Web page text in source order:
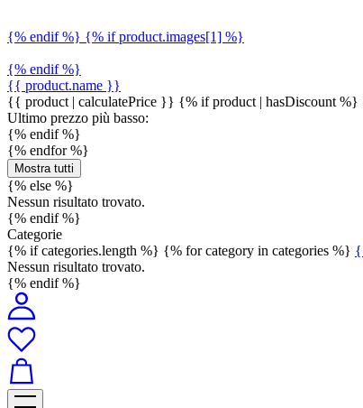
{% endif %} {% if product.images[1] %}
{% endif %}
{{ product.name }}
{{ product | calculatePrice }} {% if product | hasDiscount %}
Ultimo prezzo più basso:
{% endif %}
{% endfor %}
Mostra tutti
{% else %}
Nessun risultato trovato.
{% endif %}
Categorie
{% if categories.length %} {% for category in categories %}
Nessun risultato trovato.
{% endif %}